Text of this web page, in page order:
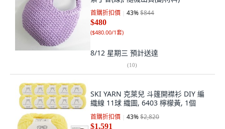
首購折扣價 43%$844
$480
($480.00/1套)
8/12 星期三 預計送達
(10)
SKI YARN 克萊兒 斗篷開襟衫 DIY 編
織線 11球 織圖, 6403 檸檬黃, 1個
首購折扣價 43%$2,820
$1,591